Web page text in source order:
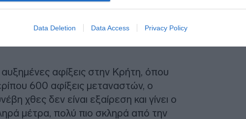
Data Deletion Data Access Privacy Policy
τη διαχείριση των μεταναστευτικών
ότι εάν η αυξημένη πίεση στα
έτοιμη να προχωρήσει σε ακόμη
αφίξεις στην Κρήτη, όπου
600 αφίξεις μεταναστών, ο
χθες δεν είναι εξαίρεση και γίνει ο
μέτρα, πολύ πιο σκληρά από την